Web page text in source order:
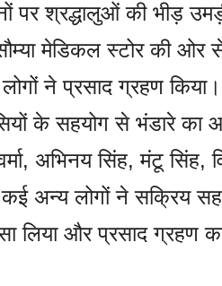
पर श्रद्धालुओं की भीड़
मेडिकल स्टोर की ओर
ने प्रसाद ग्रहण
के सहयोग से भंडारे
अभिनय सिंह, मंटू सिंह,
अन्य लोगों ने सक्रिय
लिया और प्रसाद ग्रहण